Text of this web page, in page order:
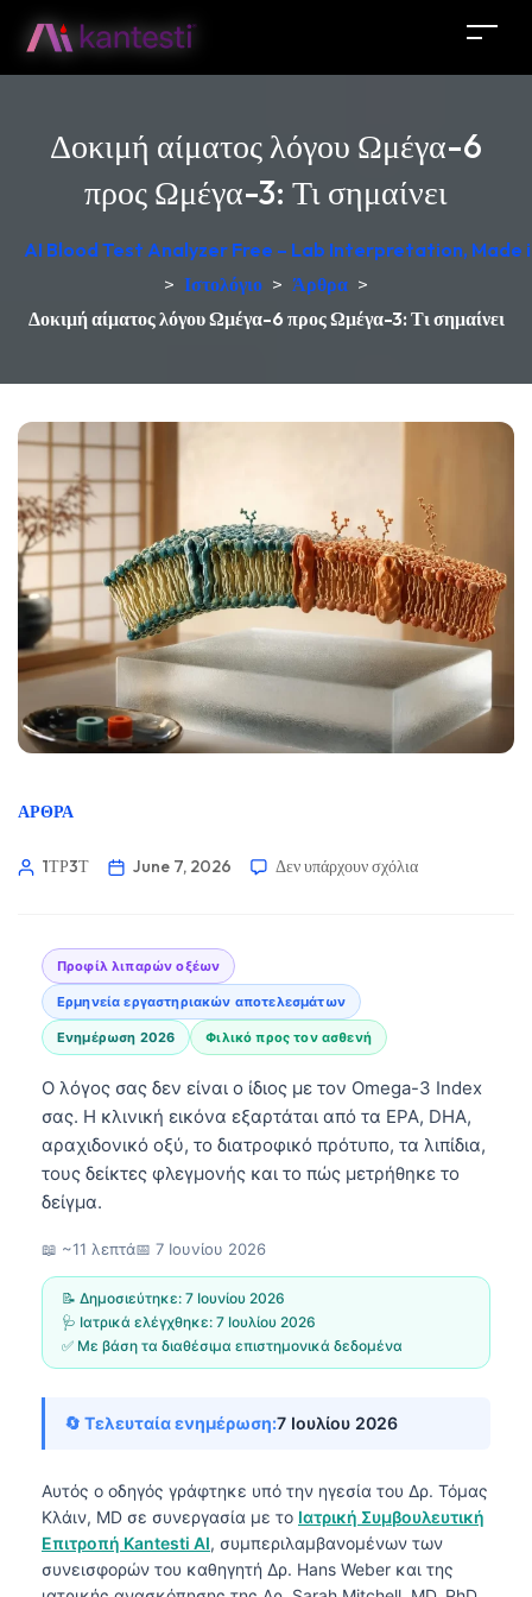
Δοκιμή αίματος λόγου Ωμέγα-6
προς Ωμέγα-3: Τι σημαίνει
AI Blood Test Analyzer Free – Lab Interpretation, Made
> Ιστολόγιο > Άρθρα >
Δοκιμή αίματος λόγου Ωμέγα-6 προς Ωμέγα-3: Τι σημαίνει
ΆΡΘΡΑ
1ΤΡ3Τ June 7, 2026 Δεν υπάρχουν σχόλια
Προφίλ λιπαρών οξέων
Ερμηνεία εργαστηριακών αποτελεσμάτων
Ενημέρωση 2026 Φιλικό προς τον ασθενή
Ο λόγος σας δεν είναι ο ίδιος με τον Omega-3 Index
σας. Η κλινική εικόνα εξαρτάται από τα EPA, DHA,
αραχιδονικό οξύ, το διατροφικό πρότυπο, τα λιπίδια,
τους δείκτες φλεγμονής και το πώς μετρήθηκε το
δείγμα.
📖 ~11 λεπτά📅 7 Ιουνίου 2026
📝 Δημοσιεύτηκε: 7 Ιουνίου 2026
🩺 Ιατρικά ελέγχθηκε: 7 Ιουλίου 2026
✅ Με βάση τα διαθέσιμα επιστημονικά δεδομένα
🔄 Τελευταία ενημέρωση:7 Ιουλίου 2026
Αυτός ο οδηγός γράφτηκε υπό την ηγεσία του Δρ. Τόμας
Κλάιν, MD σε συνεργασία με το Ιατρική Συμβουλευτική
Επιτροπή Kantesti AI, συμπεριλαμβανομένων των
συνεισφορών του καθηγητή Δρ. Hans Weber και της